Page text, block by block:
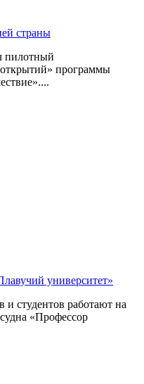
страны
пилотный
программы
университет»
и студентов работают на
«Профессор